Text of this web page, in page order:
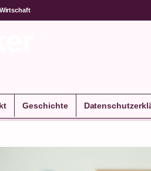
Geschichte